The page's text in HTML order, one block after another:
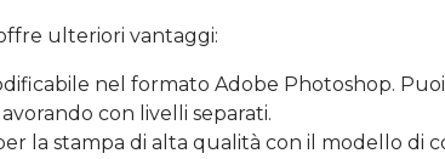
ulteriori vantaggi:
nel formato Adobe Photoshop. Puoi
con livelli separati.
la stampa di alta qualità con il modello di